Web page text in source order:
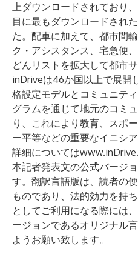
上ダウンロードされており
目に最もダウンロードされ
た。配車に加えて、都市間
ク・アシスタンス、宅急便
どんリストを拡大して都市
inDriveは46か国以上で展開
格設定モデルとコミュニテ
グラムを通じて地元のコミ
り、これにより教育、スポ
ー平等などの重要なイニシ
詳細については
本記者発表文の公式バージ
す。翻訳言語版は、読者の
ものであり、法的効力を持
としてご利用になる際には
ージョンであるオリジナル
ようお願い致します。